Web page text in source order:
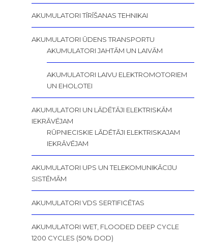
AKUMULATORI TĪRĪŠANAS TEHNIKAI
AKUMULATORI ŪDENS TRANSPORTU
AKUMULATORI JAHTĀM UN LAIVĀM
AKUMULATORI LAIVU ELEKTROMOTORIEM
UN EHOLOTEI
AKUMULATORI UN LĀDĒTĀJI ELEKTRISKĀM
IEKRĀVĒJAM
RŪPNIECISKIE LĀDĒTĀJI ELEKTRISKAJAM
IEKRĀVĒJAM
AKUMULATORI UPS UN TELEKOMUNIKĀCIJU
SISTĒMĀM
AKUMULATORI VDS SERTIFICĒTAS
AKUMULATORI WET, FLOODED DEEP CYCLE
1200 CYCLES (50% DOD)